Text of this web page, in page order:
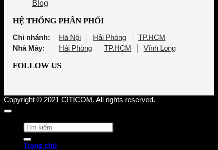
Blog
HỆ THỐNG PHÂN PHỐI
Chi nhánh: Hà Nội Hải Phòng
TP.HCM
Nhà Máy:
Hải Phòng TP.HCM Vĩnh Long
FOLLOW US
Copyright © 2021 CITICOM. All rights reserved.
Tìm
kiếm:
Trang chủ